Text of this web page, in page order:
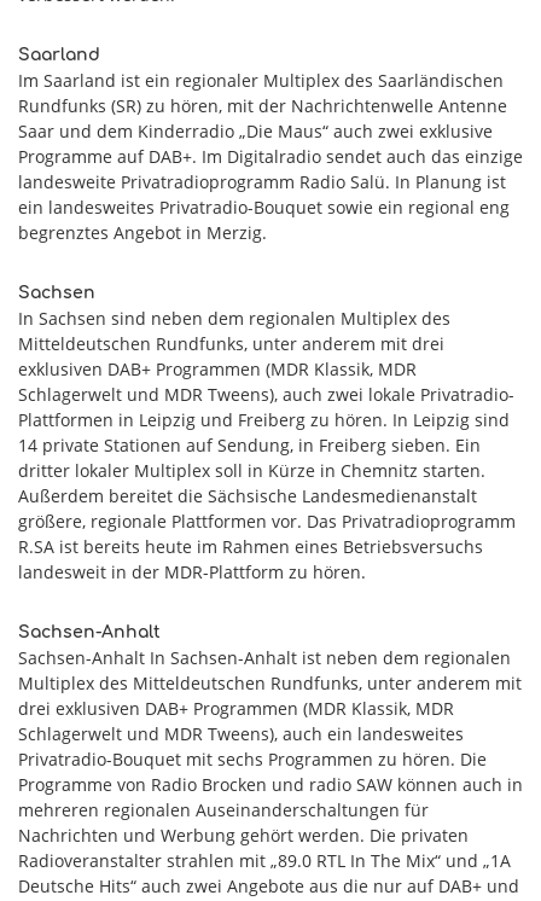
Saarland
Im Saarland ist ein regionaler Multiplex des Saarländischen
Rundfunks (SR) zu hören, mit der Nachrichtenwelle Antenne
Saar und dem Kinderradio „Die Maus“ auch zwei exklusive
Programme auf DAB+. Im Digitalradio sendet auch das einzige
landesweite Privatradioprogramm Radio Salü. In Planung ist
ein landesweites Privatradio-Bouquet sowie ein regional eng
begrenztes Angebot in Merzig.
Sachsen
In Sachsen sind neben dem regionalen Multiplex des
Mitteldeutschen Rundfunks, unter anderem mit drei
exklusiven DAB+ Programmen (MDR Klassik, MDR
Schlagerwelt und MDR Tweens), auch zwei lokale Privatradio-
Plattformen in Leipzig und Freiberg zu hören. In Leipzig sind
14 private Stationen auf Sendung, in Freiberg sieben. Ein
dritter lokaler Multiplex soll in Kürze in Chemnitz starten.
Außerdem bereitet die Sächsische Landesmedienanstalt
größere, regionale Plattformen vor. Das Privatradioprogramm
R.SA ist bereits heute im Rahmen eines Betriebsversuchs
landesweit in der MDR-Plattform zu hören.
Sachsen-Anhalt
Sachsen-Anhalt In Sachsen-Anhalt ist neben dem regionalen
Multiplex des Mitteldeutschen Rundfunks, unter anderem mit
drei exklusiven DAB+ Programmen (MDR Klassik, MDR
Schlagerwelt und MDR Tweens), auch ein landesweites
Privatradio-Bouquet mit sechs Programmen zu hören. Die
Programme von Radio Brocken und radio SAW können auch in
mehreren regionalen Auseinanderschaltungen für
Nachrichten und Werbung gehört werden. Die privaten
Radioveranstalter strahlen mit „89.0 RTL In The Mix“ und „1A
Deutsche Hits“ auch zwei Angebote aus die nur auf DAB+ und